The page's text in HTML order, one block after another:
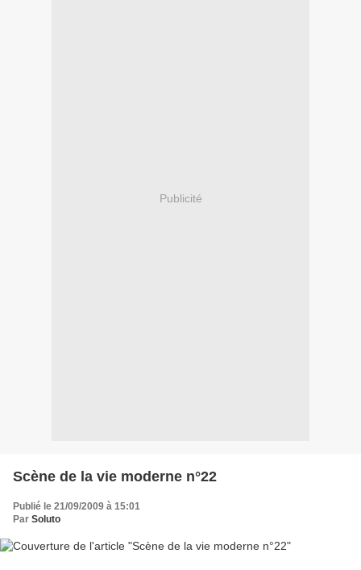
Publicité
Scène de la vie moderne n°22
Publié le 21/09/2009 à 15:01
Par Soluto